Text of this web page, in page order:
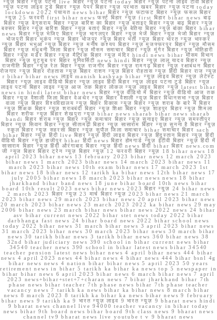
न्यूज़ बिहार न्यूज़ पटना live बिहार न्यूज़ पटना today बिहार न्यूज़ पटना लाइव टीवी बिहार
न्यूज़ पटना लाइव टुडे बिहार न्यूज़ पेपर बिहार न्यूज़ प्रभात खबर बिहार न्यूज़ पटना today
lockdown 2022 पंचायत news bihar बिहार न्यूज़ फटाफट बिहार न्यूज़ फसल बिहार
न्यूज़ 25 फरवरी first bihar news फर्स्ट बिहार न्यूज़ first बिहार bihar news बाढ़
बिहार न्यूज़ बेगूसराय बिहार न्यूज़ बारिश का बिहार न्यूज़ बताइए बिहार न्यूज़ बाढ़ बिहार न्यूज़
बक्सर बिहार न्यूज़ बारिश बिहार न्यूज़ बताएं बिहार न्यूज़ बेतिया बिहार न्यूज़ बांका बिहार bihar
news बिहार न्यूज़ भेजिए बिहार न्यूज़ भागलपुर बिहार न्यूज़ भेजें बिहार न्यूज़ भेजो बिहार न्यूज़
भोजपुरी बिहार भूकंप न्यूज़ बिहार भोजपुर न्यूज़ बिहार भर्ती न्यूज़ बिहार भारत न्यूज़ भास्कर
न्यूज़ बिहार भभुआ न्यूज़ बिहार न्यूज़ मनीष कश्यप बिहार न्यूज़ मुजफ्फरपुर बिहार न्यूज़ मौसम
बिहार न्यूज़ मधुबनी जिला बिहार न्यूज़ मौसम समाचार बिहार न्यूज़ मुंगेर बिहार न्यूज़ मोतिहारी
बिहार न्यूज़ मर्डर बिहार न्यूज़ मैट्रिक बिहार न्यूज़ मंदिर hindi news bihar मौसम विभाग
बिहार न्यूज़ यूट्यूब पर बिहार यूनिवर्सिटी news hindi बिहार न्यूज़ लालू यादव बिहार न्यूज़
राजनीति बिहार न्यूज़ रेल बिहार न्यूज़ राजगीर बिहार न्यूज़ रामगढ़ बिहार न्यूज़ रक्षाबंधन बिहार
रोजगार न्यूज़ बिहार रोहतास न्यूज़ बिहार राशन न्यूज़ बिहार रोहतास न्यूज़ हिंदी बिहार राज न्यूज़
r bihar bihar news लाइव manish kashyap bihar न्यूज़ लाइव बिहार न्यूज़ लेटेस्ट
बिहार न्यूज़ लाइव वीडियो बिहार न्यूज़ लाइव हिंदी बिहार न्यूज़ लाइव पटना टुडे बिहार न्यूज़
लाइव पटना बिहार लाइव न्यूज़ आज तक बिहार लोकल न्यूज़ लाइव बिहार न्यूज़ latest bihar
news in hindi latest bihar news बिहार न्यूज़ वीडियो में बिहार न्यूज़ वीडियो आज तक
बिहार न्यूज़ वैशाली जिला बिहार वेअथेर न्यूज़ बिहार वैशाली न्यूज़ बिहार विधानसभा न्यूज़ बिहार
वाला न्यूज़ बिहार विश्वविद्यालय न्यूज़ बिहार विकास न्यूज़ बिहार न्यूज़ शराब के बारे में बिहार
न्यूज़ शिक्षक बिहार न्यूज़ शराबबंदी बिहार न्यूज़ शिक्षा बिहार न्यूज़ शाहपुर बिहार न्यूज़ शिमला
बिहार शरीफ न्यूज़ बिहार शेखपुरा न्यूज़ bihar news sharab bihar news sharab
bandi बिहार शराब न्यूज़ बिहार न्यूज़ समाचार बिहार न्यूज़ सुनाइए बिहार न्यूज़ समस्तीपुर
बिहार न्यूज़ सिवान बिहार न्यूज़ सीतामढ़ी बिहार न्यूज़ सासाराम बिहार न्यूज़ सुनना है बिहार न्यूज़
स्कूल बिहार न्यूज़ सहरसा बिहार न्यूज़ सुपौल जिला समाचार bihar समाचार बिहार sach
bihar बिहार न्यूज़ हिंदी live बिहार न्यूज़ हिंदी लाइव बिहार न्यूज़ हिंदुस्तान बिहार न्यूज़ हिंदी
वीडियो बिहार न्यूज़ हाजीपुर bihar हिंदी news बिहार होमगार्ड न्यूज़ ईटीवी बिहार न्यूज़ हिंदी में
सासाराम बिहार न्यूज़ हिंदी औरंगाबाद बिहार न्यूज़ हिंदी news हिंदी bihar बिहार news.com
जी न्यूज बिहार बिहार ट्रेन न्यूज़ बिहार न्यूज़ 12 फरवरी बिहार न्यूज़ 18 bihar news 18
april 2023 bihar news 13 february 2023 bihar news 12 march 2023
bihar news 1 march 2023 bihar news 14 march 2023 bihar news 11
march 2023 bihar news 10th exam bihar news 17 march 2023 1st
bihar news 18 bihar news 12 tarikh ka bihar news 12th bihar news 17
july 2005 bihar news 18 march 2023 bihar news news 18 bihar
jharkhand bihar band news 18 june bihar board 10th news bihar
board 10th result 2023 news bihar news 2023 बिहार न्यूज़ 24 bihar news
2 march 2023 बिहार न्यूज़ 23 मार्च बिहार न्यूज़ 2023 bihar news 21 march
2023 bihar news 29 march 2023 bihar news 20 april 2023 bihar news
20 march 2023 bihar news 23 march 2023 2022 ka bihar news 29 may
2006 bihar news 23 march bihar news bihar news 2022 news 24 bihar
asv bihar current news 2022 bihar stet news today 2022 bihar
darbhanga fast news 24 bihar board news 2022 bihar school news
today 2022 bihar news 31 march bihar news 3 april 2023 bihar news
31 march 2023 bihar news 30 march 2023 bihar news 30 march bihar
news 30 tarikh bihar news 3 tarikh bihar news 360 bihar news 38
32nd bihar judiciary news 390 school in bihar current news bihar
34540 teacher news 390 school in bihar latest news bihar 34540
teacher pension latest news bihar news 4 april bihar news 444 bihar
news 4 april 2023 news 44 bihar news 4 bihar news 444 bihar bsnl 4g
bihar news news 4 nation bihar bihar news 5 april 2023 50 years
retirement news in bihar 5 tarikh ka bihar ka news top 5 newspaper in
bihar bihar news 6 april 2023 bihar news 6 march bihar news 7 april
2023 news+bihar+stet+7+charan news 7 bihar jharkhand bihar 7th
phase news bihar teacher 7th phase news bihar 7th phase teacher
vacancy news 7 tarikh ka news bihar ka bihar news 8 march bihar
news 8 march 2023 8 tarikh ka bihar ka news bihar news 9 february
bihar news 9 tarikh ka 9 भारत न्यूज़ लाइव 9 भारत न्यूज़ 9 bharat news hindi
9 bharat news channel live 94000 teacher vacancy in bihar today
news bihar 9th board news bihar board 9th class news 9 bharat news
channel tv9 bharat news live youtube t v 9 bharat news